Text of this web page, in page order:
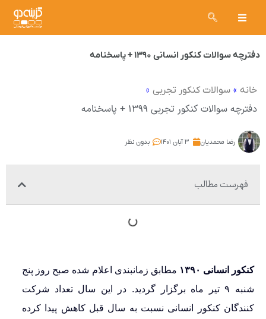
دفترچه سوالات کنکور انسانی ۱۳۹۰ + پاسخنامه
خانه » سوالات کنکور تجربی »
دفترچه سوالات کنکور تجربی ۱۳۹۹ + پاسخنامه
رضا محمدیان ۳ آبان ۱۴۰۱ بدون نظر
فهرست مطالب
کنکور انسانی ۱۳۹۰
مطابق زمانبندی اعلام شده صبح روز پنج
شنبه ۹ تیر ماه برگزار گردید. در این سال تعداد شرکت
کنندگان کنکور انسانی نسبت به سال قبل کاهش پیدا کرده